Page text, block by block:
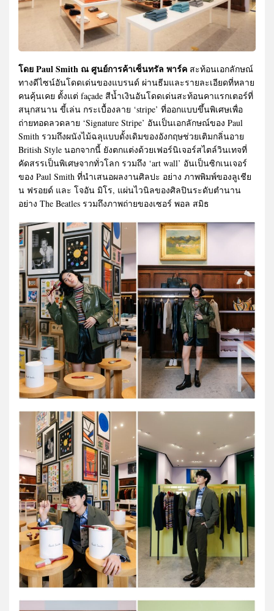
โดย Paul Smith ณ ศูนย์การค้าเซ็นทรัล พาร์ค สะท้อนเอกลักษณ์
ทางดีไซน์อันโดดเด่นของแบรนด์ ผ่านธีมและรายละเอียดที่หลาย
คนคุ้นเคย ตั้งแต่ façade สีน้ำเงินอันโดดเด่นสะท้อนคาแรกเตอร์ที่
สนุกสนาน ขี้เล่น กระเบื้องลาย ‘stripe’ ที่ออกแบบขึ้นพิเศษเพื่อ
ถ่ายทอดลวดลาย ‘Signature Stripe’ อันเป็นเอกลักษณ์ของ Paul
Smith รวมถึงผนังไม้ฉลุแบบดั้งเดิมของอังกฤษช่วยเติมกลิ่นอาย
British Style นอกจากนี้ ยังตกแต่งด้วยเฟอร์นิเจอร์สไตล์วินเทจที่
คัดสรรเป็นพิเศษจากทั่วโลก รวมถึง ‘art wall’ อันเป็นซิกเนเจอร์
ของ Paul Smith ที่นำเสนอผลงานศิลปะ อย่าง ภาพพิมพ์ของลูเชีย
น ฟรอยด์ และ โจอัน มิโร, แผ่นไวนิลของศิลปินระดับตำนาน
อย่าง The Beatles รวมถึงภาพถ่ายของเซอร์ พอล สมิธ